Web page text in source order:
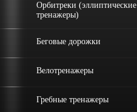
Орбитреки (эллиптические
тренажеры)
Беговые дорожки
Велотренажеры
Гребные тренажеры